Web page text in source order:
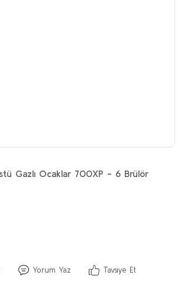
Gazlı Ocaklar 700XP - 6 Brülör
Yorum Yaz Tavsiye Et